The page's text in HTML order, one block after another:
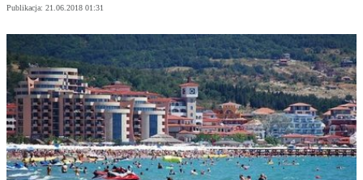
Publikacja: 21.06.2018 01:31